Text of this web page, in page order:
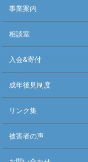
事業案内
相談室
入会&寄付
成年後見制度
リンク集
被害者の声